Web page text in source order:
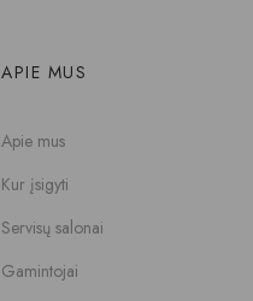
APIE MUS
Apie mus
Kur įsigyti
Servisų salonai
Gamintojai